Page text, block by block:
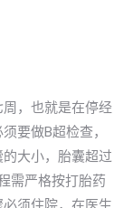
，也就是在停经
要做B超检查，
大小，胎囊超过
需严格按打胎药